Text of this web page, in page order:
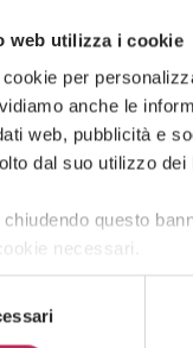
web utilizza i cookie
per
anche le
web, pubblicità e
dal suo utilizzo
questo
necessari.
credito è